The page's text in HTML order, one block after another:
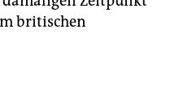
britischen